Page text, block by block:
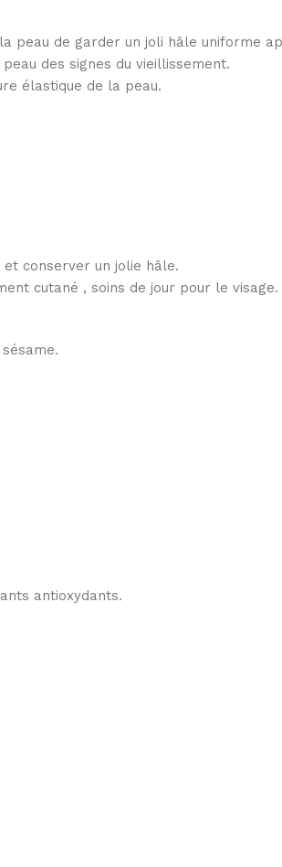
peau de garder un joli hâle uniforme
des signes du vieillissement.
élastique de la peau.
conserver un jolie hâle.
cutané , soins de jour pour le visage.
antioxydants.